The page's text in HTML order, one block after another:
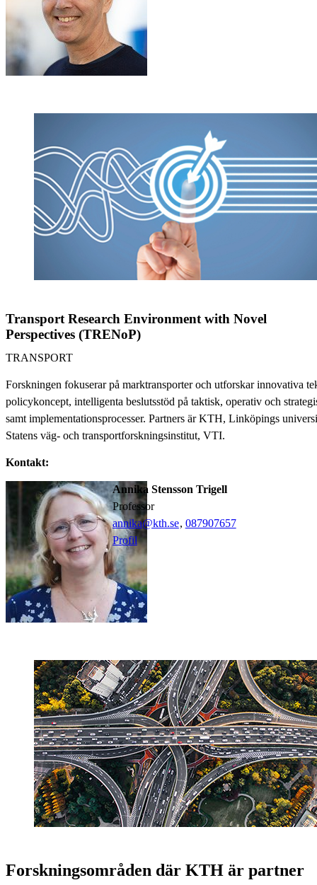
Transport Research Environment with Novel
Perspectives (TRENoP)
TRANSPORT
Forskningen fokuserar på marktransporter och utforskar innovativa
policykoncept, intelligenta beslutsstöd på taktisk, operativ och
samt implementationsprocesser. Partners är KTH, Linköpings
Statens väg- och transportforskningsinstitut, VTI.
Kontakt:
Annika Stensson Trigell
professor
annika@kth.se, 087907657
Profil
Forskningsområden där KTH är partner